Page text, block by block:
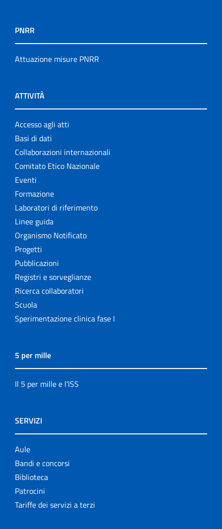
PNRR
Attuazione misure PNRR
ATTIVITÀ
Accesso agli atti
Basi di dati
Collaborazioni internazionali
Comitato Etico Nazionale
Eventi
Formazione
Laboratori di riferimento
Linee guida
Organismo Notificato
Progetti
Pubblicazioni
Registri e sorveglianze
Ricerca collaboratori
Scuola
Sperimentazione clinica fase I
5 per mille
Il 5 per mille e l'ISS
SERVIZI
Aule
Bandi e concorsi
Biblioteca
Patrocini
Tariffe dei servizi a terzi